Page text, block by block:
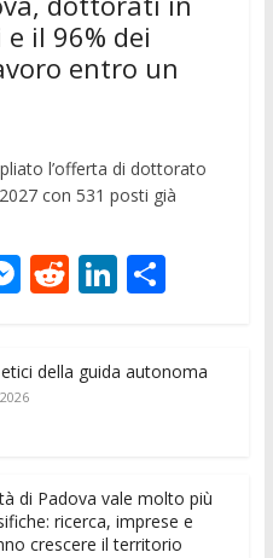
il 96% dei
entro un
l’offerta di dottorato
con 531 posti già
M
ss
e
er
R
di
Li
e
C
di
della guida autonoma
di Padova vale molto più
ricerca, imprese e
crescere il territorio